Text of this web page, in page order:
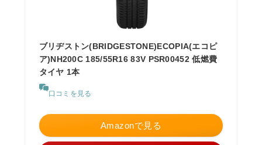
ブリヂストン(BRIDGESTONE)ECOPIA(エコピ
ア)NH200C 185/55R16 83V PSR00452 低燃費
タイヤ 1本
口コミを見る
Amazonで見る